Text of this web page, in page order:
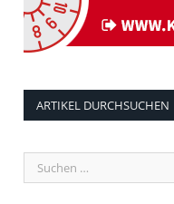
ARTIKEL DURCHSUCHEN